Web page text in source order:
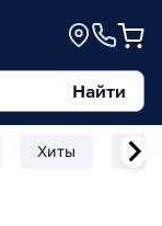
Найти
Хиты